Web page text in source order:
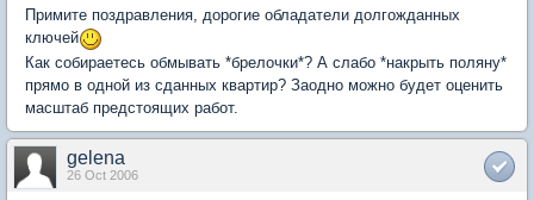
Примите поздравления, дорогие обладатели долгожданных
ключей
Как собираетесь обмывать *брелочки*? А слабо *накрыть поляну*
прямо в одной из сданных квартир? Заодно можно будет оценить
масштаб предстоящих работ.
gelena
26 Oct 2006